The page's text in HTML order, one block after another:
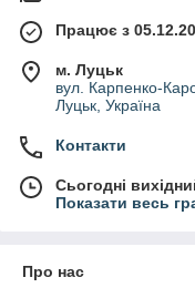
Працює з
м. Луцьк
вул. Карпенко-
Луцьк, Україна
Контакти
Сьогодні
Показати весь
Про нас